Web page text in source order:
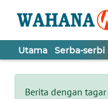
Utama Serba-serbi
Berita dengan tagar
Tutup